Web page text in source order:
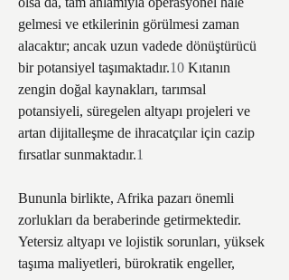
gelmesi ve etkilerinin görülmesi zaman
alacaktır; ancak uzun vadede dönüştürücü
bir potansiyel taşımaktadır.10 Kıtanın
zengin doğal kaynakları, tarımsal
potansiyeli, süregelen altyapı projeleri ve
artan dijitalleşme de ihracatçılar için cazip
fırsatlar sunmaktadır.1
Bununla birlikte, Afrika pazarı önemli
zorlukları da beraberinde getirmektedir.
Yetersiz altyapı ve lojistik sorunları, yüksek
taşıma maliyetleri, bürokratik engeller,